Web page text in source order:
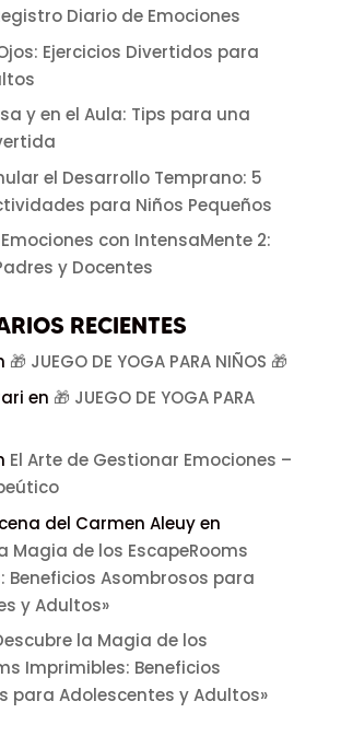
Diario de Emociones
Ejercicios Divertidos para
y en el Aula: Tips para una
el Desarrollo Temprano: 5
para Niños Pequeños
con IntensaMente 2:
y Docentes
RECIENTES
🎁 JUEGO DE YOGA PARA NIÑOS 🎁
en 🎁 JUEGO DE YOGA PARA
El Arte de Gestionar Emociones –
del Carmen Aleuyen
Magia de los EscapeRooms
Beneficios Asombrosos para
y Adultos»
la Magia de los
Imprimibles: Beneficios
para Adolescentes y Adultos»